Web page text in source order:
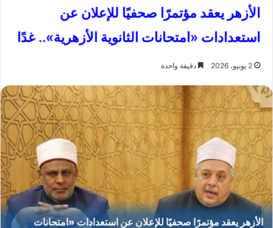
الأزهر يعقد مؤتمرًا صحفيًا للإعلان عن
استعدادات «امتحانات الثانوية الأزهرية».. غدًا
2 يونيو، 2026 دقيقة واحدة